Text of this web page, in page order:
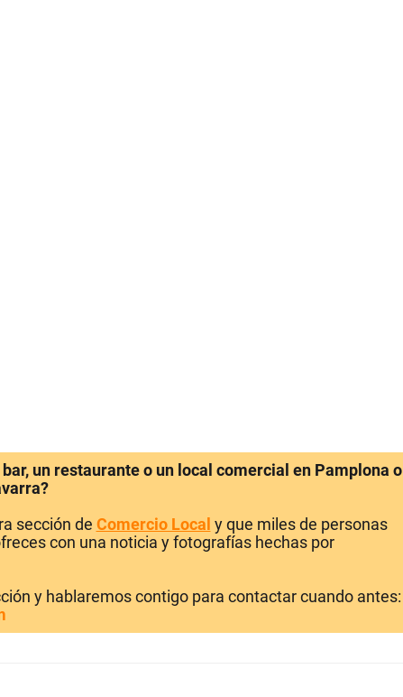
un restaurante o un local comercial en Pamplona o
sección de Comercio Local y que miles de personas
con una noticia y fotografías hechas por
y hablaremos contigo para contactar cuando antes: